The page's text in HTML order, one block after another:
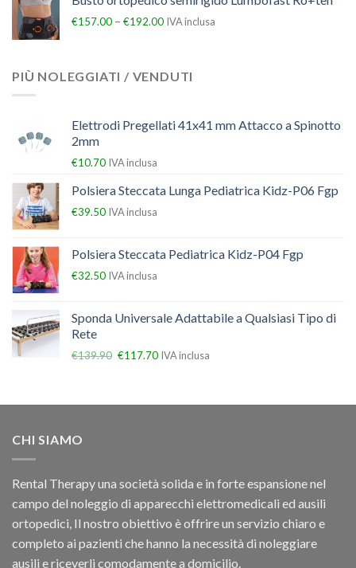
€157.00 – €192.00 IVA inclusa
PIÙ NOLEGGIATI / VENDUTI
Elettrodi Pregellati 41x41 mm Attacco a Spinotto
2mm
€10.70 IVA inclusa
Polsiera Steccata Lunga Pediatrica Kidz-P06 Fgp
€39.50 IVA inclusa
Polsiera Steccata Pediatrica Kidz-P04 Fgp
€32.50 IVA inclusa
Sponda Universale Adattabile a Qualsiasi Tipo di
Rete
€139.90 €117.70 IVA inclusa
CHI SIAMO
Rental Therapy una società solida e in forte espansione nel
campo del noleggio di apparecchi elettromedicali ed ausili
ortopedici, Il nostro obiettivo è offrire un servizio chiaro e
completo ai pazienti che hanno la necessità di noleggiare
ausili e riceverli comodamente a domicilio.